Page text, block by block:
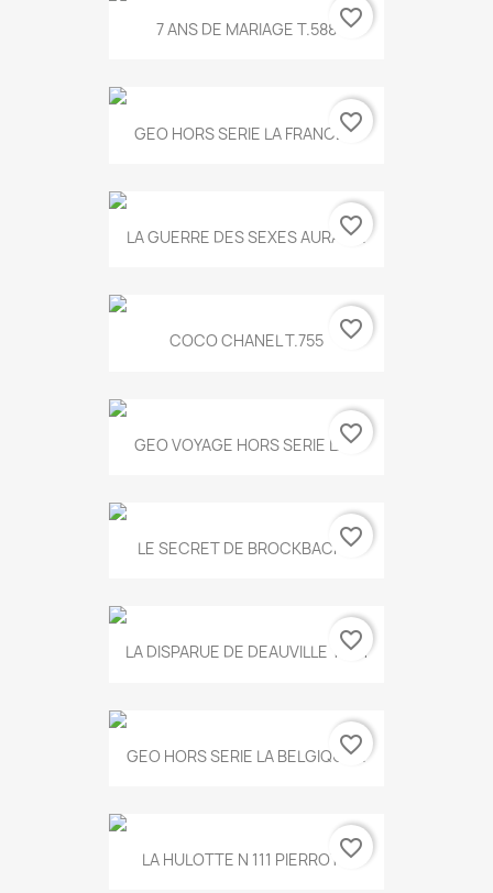
7 ANS DE MARIAGE T.588 favorite_border
GEO HORS SERIE LA FRANCE...
favorite_border
LA GUERRE DES SEXES AURA T...
favorite_border
COCO CHANEL T.755 favorite_border
GEO VOYAGE HORS SERIE LA...
favorite_border
LE SECRET DE BROCKBACK...
favorite_border
LA DISPARUE DE DEAUVILLE T.551
favorite_border
GEO HORS SERIE LA BELGIQUE...
favorite_border
LA HULOTTE N 111 PIERROT...favorite_border